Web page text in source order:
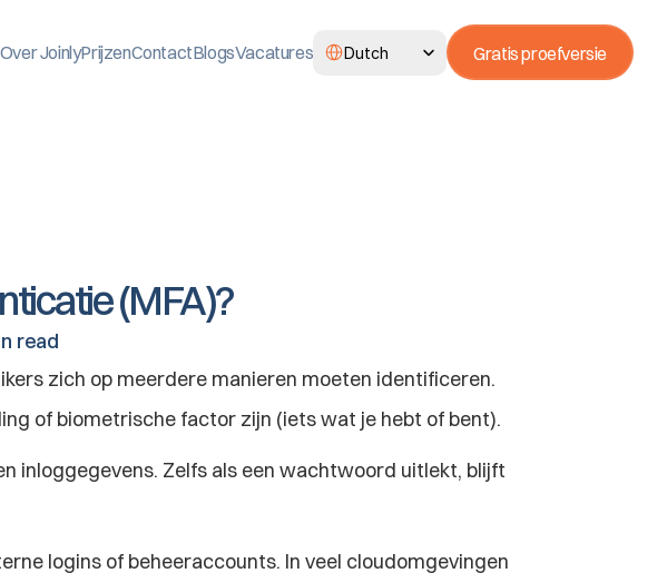
Over JoinlyPrijzenContactBlogsVacatures Dutch Gratis proefversie
(MFA)?
read
zich op meerdere manieren moeten identificeren.
of biometrische factor zijn (iets wat je hebt of bent).
inloggegevens. Zelfs als een wachtwoord uitlekt, blijft
logins of beheeraccounts. In veel cloudomgevingen